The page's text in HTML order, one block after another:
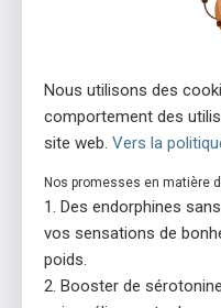
ensa est un programme co-
et Ernst Göhner.
Consédant de la licence
Nous utilisons des
comportement des
site web. Vers la
Nos promesses en matière
Des endorphines
vos sensations de
poids.
Booster de